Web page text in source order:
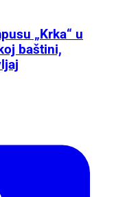
„Krka“ u
baštini,